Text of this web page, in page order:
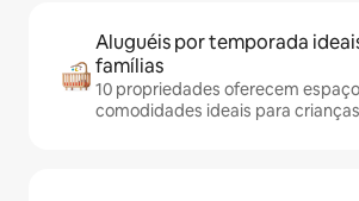
Aluguéis por temporada
famílias
10 propriedades oferecem
comodidades ideais para crianças